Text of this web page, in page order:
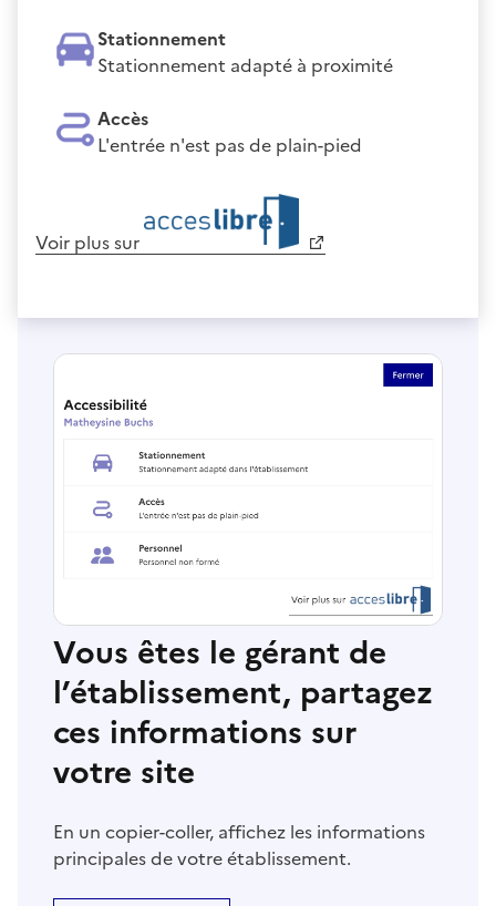
Stationnement
Stationnement adapté à proximité
Accès
L'entrée n'est pas de plain-pied
Voir plus sur
Vous êtes le gérant de
l’établissement, partagez
ces informations sur
votre site
En un copier-coller, affichez les informations
principales de votre établissement.